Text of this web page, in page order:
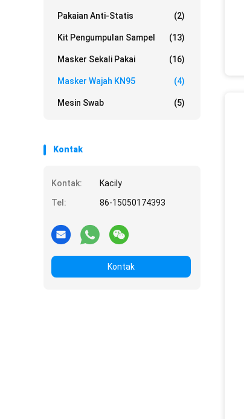
Pakaian Anti-Statis (2)
Kit Pengumpulan Sampel (13)
Masker Sekali Pakai (16)
Masker Wajah KN95 (4)
Mesin Swab (5)
Kontak
Kontak:
Kacily
Tel:
86-15050174393
Kontak